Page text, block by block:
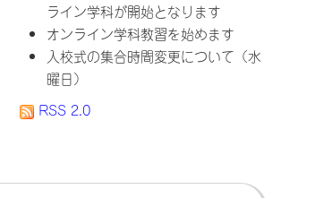
ライン学科が開始となります
オンライン学科教習を始めます
入校式の集合時間変更について（水
曜日）
RSS 2.0